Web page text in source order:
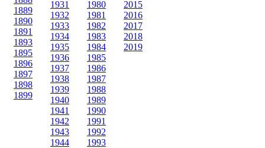
1889
1890
1891
1893
1895
1896
1897
1898
1899
1931
1932
1933
1934
1935
1936
1937
1938
1939
1940
1941
1942
1943
1944
1980
1981
1982
1983
1984
1985
1986
1987
1988
1989
1990
1991
1992
1993
2015
2016
2017
2018
2019